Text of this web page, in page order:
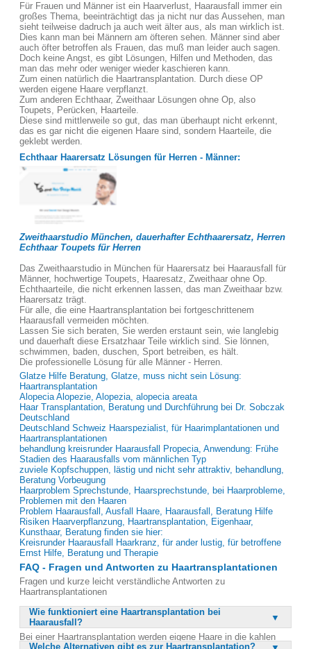
Für Frauen und Männer ist ein Haarverlust, Haarausfall immer ein
großes Thema, beeinträchtigt das ja nicht nur das Aussehen, man
sieht teilweise dadruch ja auch weit älter aus, als man wirklich ist.
Dies kann man bei Männern am öfteren sehen. Männer sind aber
auch öfter betroffen als Frauen, das muß man leider auch sagen.
Doch keine Angst, es gibt Lösungen, Hilfen und Methoden, das
man das mehr oder weniger wieder kaschieren kann.
Zum einen natürlich die Haartransplantation. Durch diese OP
werden eigene Haare verpflanzt.
Zum anderen Echthaar, Zweithaar Lösungen ohne Op, also
Toupets, Perücken, Haarteile.
Diese sind mittlerweile so gut, das man überhaupt nicht erkennt,
das es gar nicht die eigenen Haare sind, sondern Haarteile, die
geklebt werden.
Echthaar Haarersatz Lösungen für Herren - Männer:
Zweithaarstudio München, dauerhafter Echthaarersatz, Herren
Echthaar Toupets für Herren
Das Zweithaarstudio in München für Haarersatz bei Haarausfall für
Männer, hochwertige Toupets, Haaresatz, Zweithaar ohne Op.
Echthaarteile, die nicht erkennen lassen, das man Zweithaar bzw.
Haarersatz trägt.
Für alle, die eine Haartransplantation bei fortgeschrittenem
Haarausfall vermeiden möchten.
Lassen Sie sich beraten, Sie werden erstaunt sein, wie langlebig
und dauerhaft diese Ersatzhaar Teile wirklich sind. Sie lönnen,
schwimmen, baden, duschen, Sport betreiben, es hält.
Die professionelle Lösung für alle Männer - Herren.
Glatze Hilfe Beratung, Glatze, muss nicht sein Lösung:
Haartransplantation
Alopecia Alopezie, Alopezia, alopecia areata
Haar Transplantation, Beratung und Durchführung bei Dr. Sobczak
Deutschland
Deutschland Schweiz Haarspezialist, für Haarimplantationen und
Haartransplantationen
behandlung kreisrunder Haarausfall Propecia, Anwendung: Frühe
Stadien des Haarausfalls vom männlichen Typ
zuviele Kopfschuppen, lästig und nicht sehr attraktiv, behandlung,
Beratung Vorbeugung
Haarproblem Sprechstunde, Haarsprechstunde, bei Haarprobleme,
Problemen mit den Haaren
Problem Haarausfall, Ausfall Haare, Haarausfall, Beratung Hilfe
Risiken Haarverpflanzung, Haartransplantation, Eigenhaar,
Kunsthaar, Beratung finden sie hier:
Kreisrunder Haarausfall Haarkranz, für ander lustig, für betroffene
Ernst Hilfe, Beratung und Therapie
FAQ - Fragen und Antworten zu Haartransplantationen
Fragen und kurze leicht verständliche Antworten zu
Haartransplantationen
Wie funktioniert eine Haartransplantation bei
Haarausfall?
Bei einer Haartransplantation werden eigene Haare in die kahlen
Welche Alternativen gibt es zur Haartransplantation?